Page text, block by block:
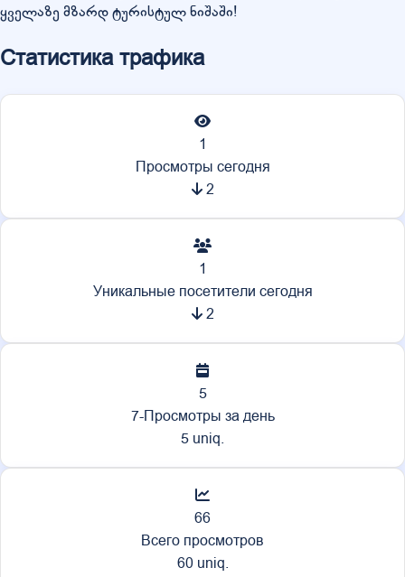
ყველაზე მზარდ ტურისტულ ნიშაში!
Статистика трафика
1
Просмотры сегодня
2
1
Уникальные посетители сегодня
2
5
7-Просмотры за день
5 uniq.
66
Всего просмотров
60 uniq.